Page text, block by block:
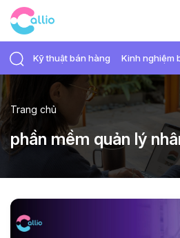
Kỹ thuật bán hàng Kinh nghiệm
Trang chủ
phần mềm quản lý